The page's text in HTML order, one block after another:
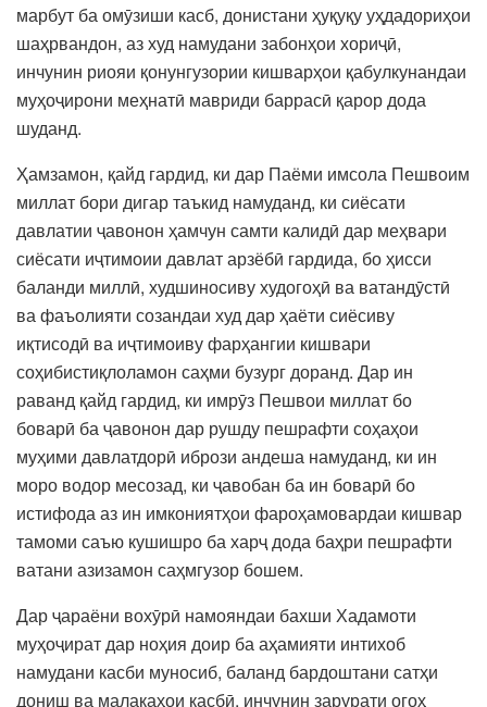
марбут ба омӯзиши касб, донистани ҳуқуқу уҳдадориҳои
шаҳрвандон, аз худ намудани забонҳои хориҷӣ,
инчунин риояи қонунгузории кишварҳои қабулкунандаи
муҳоҷирони меҳнатӣ мавриди баррасӣ қарор дода
шуданд.
Ҳамзамон, қайд гардид, ки дар Паёми имсола Пешвоим
миллат бори дигар таъкид намуданд, ки сиёсати
давлатии ҷавонон ҳамчун самти калидӣ дар меҳвари
сиёсати иҷтимоии давлат арзёбӣ гардида, бо ҳисси
баланди миллӣ, худшиносиву худогоҳӣ ва ватандӯстӣ
ва фаъолияти созандаи худ дар ҳаёти сиёсиву
иқтисодӣ ва иҷтимоиву фарҳангии кишвари
соҳибистиқлоламон саҳми бузург доранд. Дар ин
раванд қайд гардид, ки имрӯз Пешвои миллат бо
боварӣ ба ҷавонон дар рушду пешрафти соҳаҳои
муҳими давлатдорӣ ибрози андеша намуданд, ки ин
моро водор месозад, ки ҷавобан ба ин боварӣ бо
истифода аз ин имкониятҳои фароҳамовардаи кишвар
тамоми саъю кушишро ба харҷ дода баҳри пешрафти
ватани азизамон саҳмгузор бошем.
Дар ҷараёни вохӯрӣ намояндаи бахши Хадамоти
муҳоҷират дар ноҳия доир ба аҳамияти интихоб
намудани касби муносиб, баланд бардоштани сатҳи
дониш ва малакаҳои касбӣ, инчунин зарурати огоҳ